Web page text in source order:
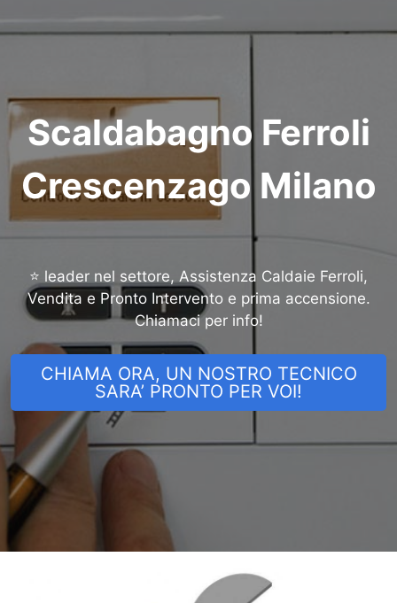
Scaldabagno Ferroli
Crescenzago Milano
⭐ leader nel settore, Assistenza Caldaie Ferroli,
Vendita e Pronto Intervento e prima accensione.
Chiamaci per info!
CHIAMA ORA, UN NOSTRO TECNICO
SARA’ PRONTO PER VOI!